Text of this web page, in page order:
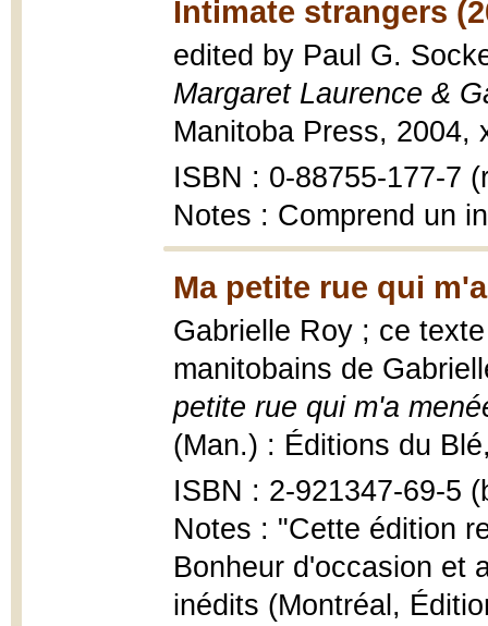
Intimate strangers
edited by Paul G.
Margaret Laurence &
Manitoba Press, 2004,
ISBN : 0-88755-177-7
Notes : Comprend un
Ma petite rue qui
Gabrielle Roy ; ce
manitobains de
petite rue qui m'a
(Man.) : Éditions du
ISBN : 2-921347-69-5
Notes : "Cette édition
Bonheur d'occasion et
inédits (Montréal,